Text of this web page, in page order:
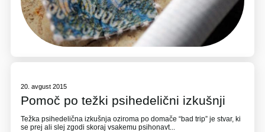
20. avgust 2015
Pomoč po težki psihedelični izkušnji
Težka psihedelična izkušnja oziroma po domače “bad trip” je stvar, ki
se prej ali slej zgodi skoraj vsakemu psihonavt...